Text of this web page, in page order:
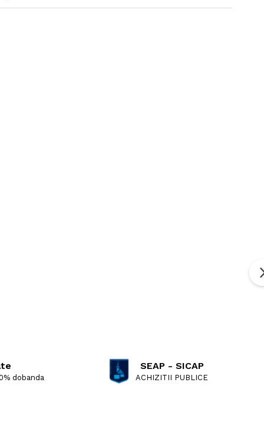
dobanda
SEAP - SICAP
ACHIZITII PUBLICE